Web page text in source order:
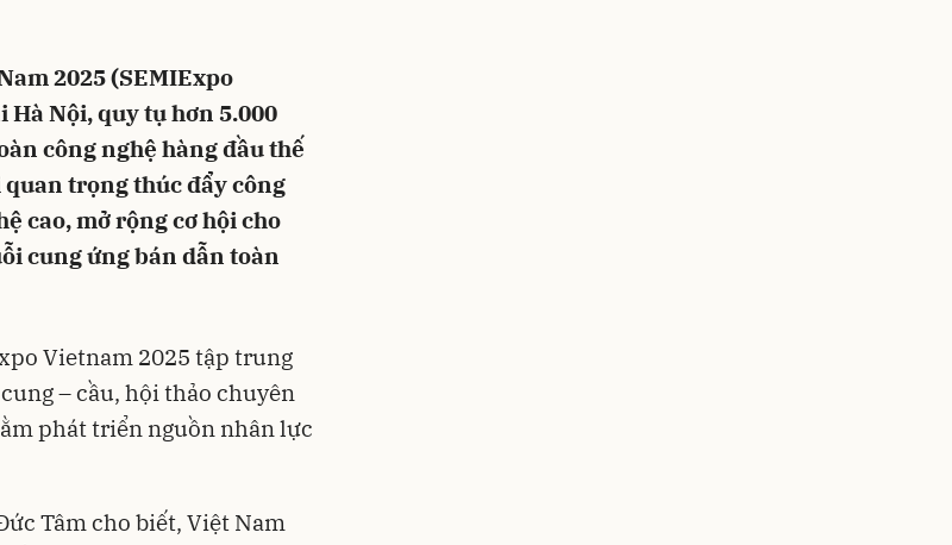
2025 (SEMIExpo
Nội, quy tụ hơn 5.000
công nghệ hàng đầu thế
trọng thúc đẩy công
cao, mở rộng cơ hội cho
cung ứng bán dẫn toàn
Vietnam 2025 tập trung
– cầu, hội thảo chuyên
phát triển nguồn nhân lực
Tâm cho biết, Việt Nam